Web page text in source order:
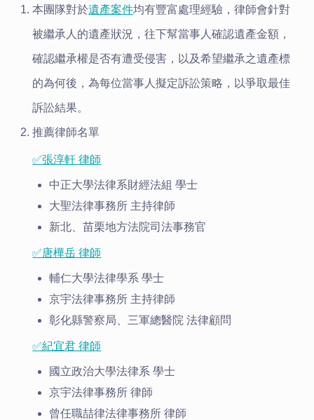
本團隊對於遺產案件均有豐富處理經驗，律師會針對
被繼承人的遺產狀況，往下幫當事人確認遺產金額，
確認繼承權是否有遭受侵害，以及希望繼承之遺產標
的為何後，為每位當事人擬定訴訟策略，以爭取最佳
訴訟結果。
推薦律師名單
✅張淳軒 律師
中正大學法律系財經法組 學士
大聖法律事務所 主持律師
新北、苗栗地方法院司法事務官
✅唐樺岳 律師
輔仁大學法律學系 學士
京宇法律事務所 主持律師
彰化縣警察局、三軍總醫院 法律顧問
✅紀宜君 律師
國立政治大學法律系 學士
京宇法律事務所 律師
曾任職喆律法律事務所 律師